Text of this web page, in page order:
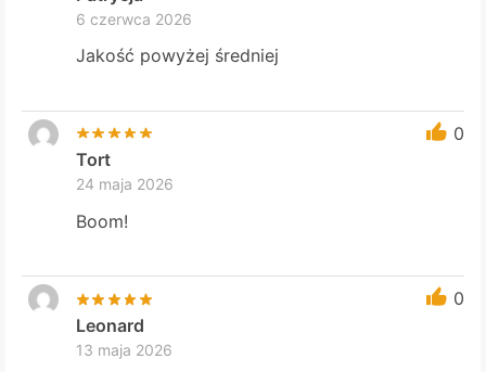
6 czerwca 2026
Jakość powyżej średniej
0
Tort
24 maja 2026
Boom!
0
Leonard
13 maja 2026